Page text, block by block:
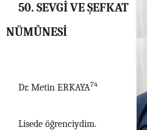
50. SEVGİ VE ŞEFKAT
NÜMÛNESİ
Dr. Metin ERKAYA74
Lisede öğrenciydim.